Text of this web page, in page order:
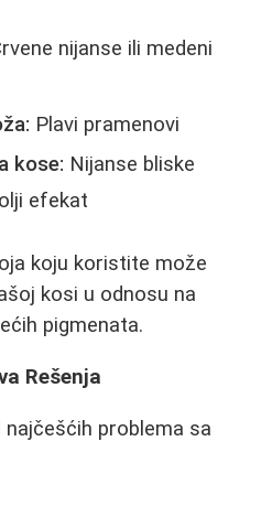
nijanse ili medeni
Plavi pramenovi
kose: Nijanse bliske
efekat
koju koristite može
kosi u odnosu na
pigmenata.
Rešenja
najčešćih problema sa